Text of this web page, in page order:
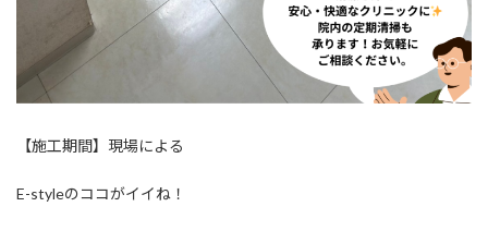
【施工期間】現場による
E-styleのココがイイね！